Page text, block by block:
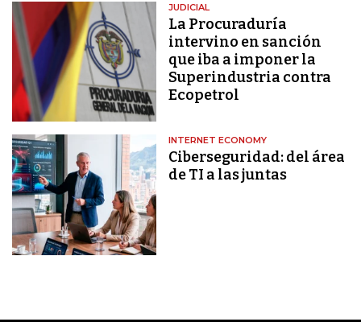
JUDICIAL
La Procuraduría
intervino en sanción
que iba a imponer la
Superindustria contra
Ecopetrol
INTERNET ECONOMY
Ciberseguridad: del área
de TI a las juntas